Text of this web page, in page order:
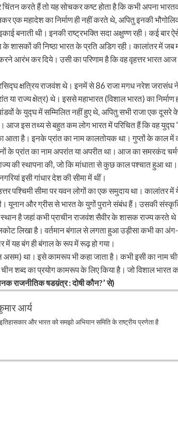
करते हैं तो यह सोचकर कष्ट होता है कि कभी अपना
एक महादेश का निर्माण ही नहीं करते थे, अपितु इनकी
इकाई बनाती थी। इनकी राष्ट्रभक्ति सदा अक्षुण्ण रही। कई
शासकों की निष्ठा भारत के प्रति अडिग रही। कालांतर में
आरंभ कर दिये। उसी का परिणाम है कि वह वृहत्तर भारत आज
क्षत्रिय राजवंश थे। इनमें से 86 राजा मगध नरेश
राज्य क्षेत्र) थे। इससे महाभारत (विशाल भारत) का निर्माण
के युद्घ में सम्मिलित नहीं हुए थे, अपितु सभी राजा एक दूसरे
आज इस तथ्य से बहुत कम लोग भारत में परिचित हैं कि वह युद्घ
आता है। इनके प्रांत का नाम कालतोयक था। गुप्तों के काल में
के प्रांत का नाम अपरांत या अपरीत था। आज का समरकंद
की स्थापना की, जो कि मांधाता से कुछ काल पश्चात हुआ
इसी गांधार देश की सीमा में थीं।
पश्चिमी सीमा पर यवन लोगों का एक समुदाय था।
यूनान और ग्रीस से भारत के युगों पुराने संबंध हैं। उसकी
है जहां कभी प्राचीन राजवंश सैवीर के शासक राज्य करते
लिखा है। वर्तमान बंगाल से लगता हुआ उड़ीसा कभी का
में यह बंग ही बंगाल के रूप में रूढ़ हो गया।
असम) था। इसे कामरूप भी कहा जाता है। कभी इसी का नाम
शब्द का प्रयोग कामरूप के लिए किया है। जो विशाल भारत
राजनीतिक षडय़ंत्र : दोषी कौन?’ से)
आर्य
और भारत को समझो अभियान समिति के राष्ट्रीय प्रणेता है